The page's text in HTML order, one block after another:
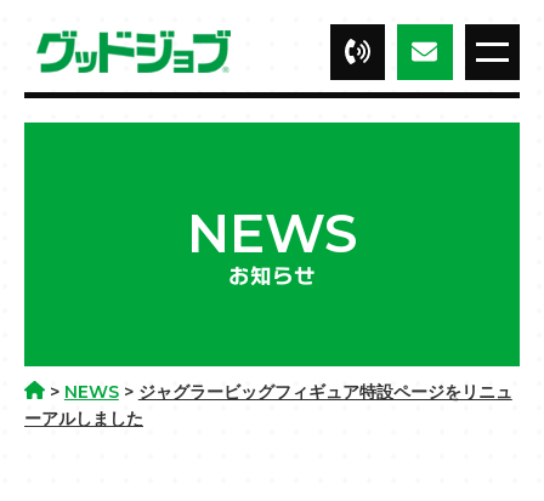
NEWS
お知らせ
> NEWS> ジャグラービッグフィギュア特設ページをリニュ
ーアルしました